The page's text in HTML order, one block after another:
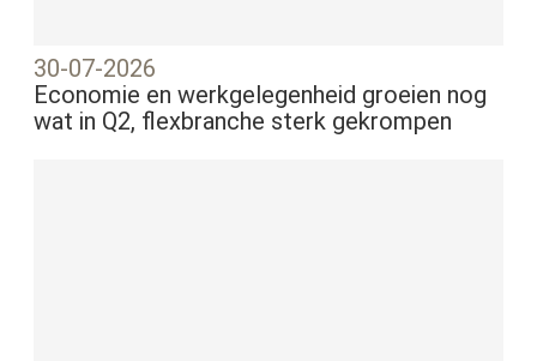
30-07-2026
Economie en werkgelegenheid groeien nog
wat in Q2, flexbranche sterk gekrompen